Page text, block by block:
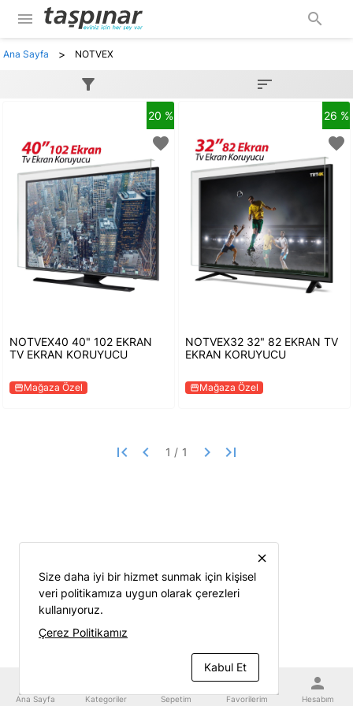
menu search
Ana Sayfa > NOTVEX
filter_alt sort
20 %
favorite
NOTVEX40 40" 102 EKRAN
TV EKRAN KORUYUCU
storefrontMağaza Özel
26 %
favorite
NOTVEX32 32" 82 EKRAN TV
EKRAN KORUYUCU
storefrontMağaza Özel
first_page keyboard_arrow_left keyboard_arrow_right last_page
Ana Sayfa Kategoriler Sepetim
favorite
Favorilerim
person
Hesabım
close
Size daha iyi bir hizmet sunmak için kişisel
veri politikamıza uygun olarak çerezleri
kullanıyoruz.
Çerez Politikamız
Kabul Et